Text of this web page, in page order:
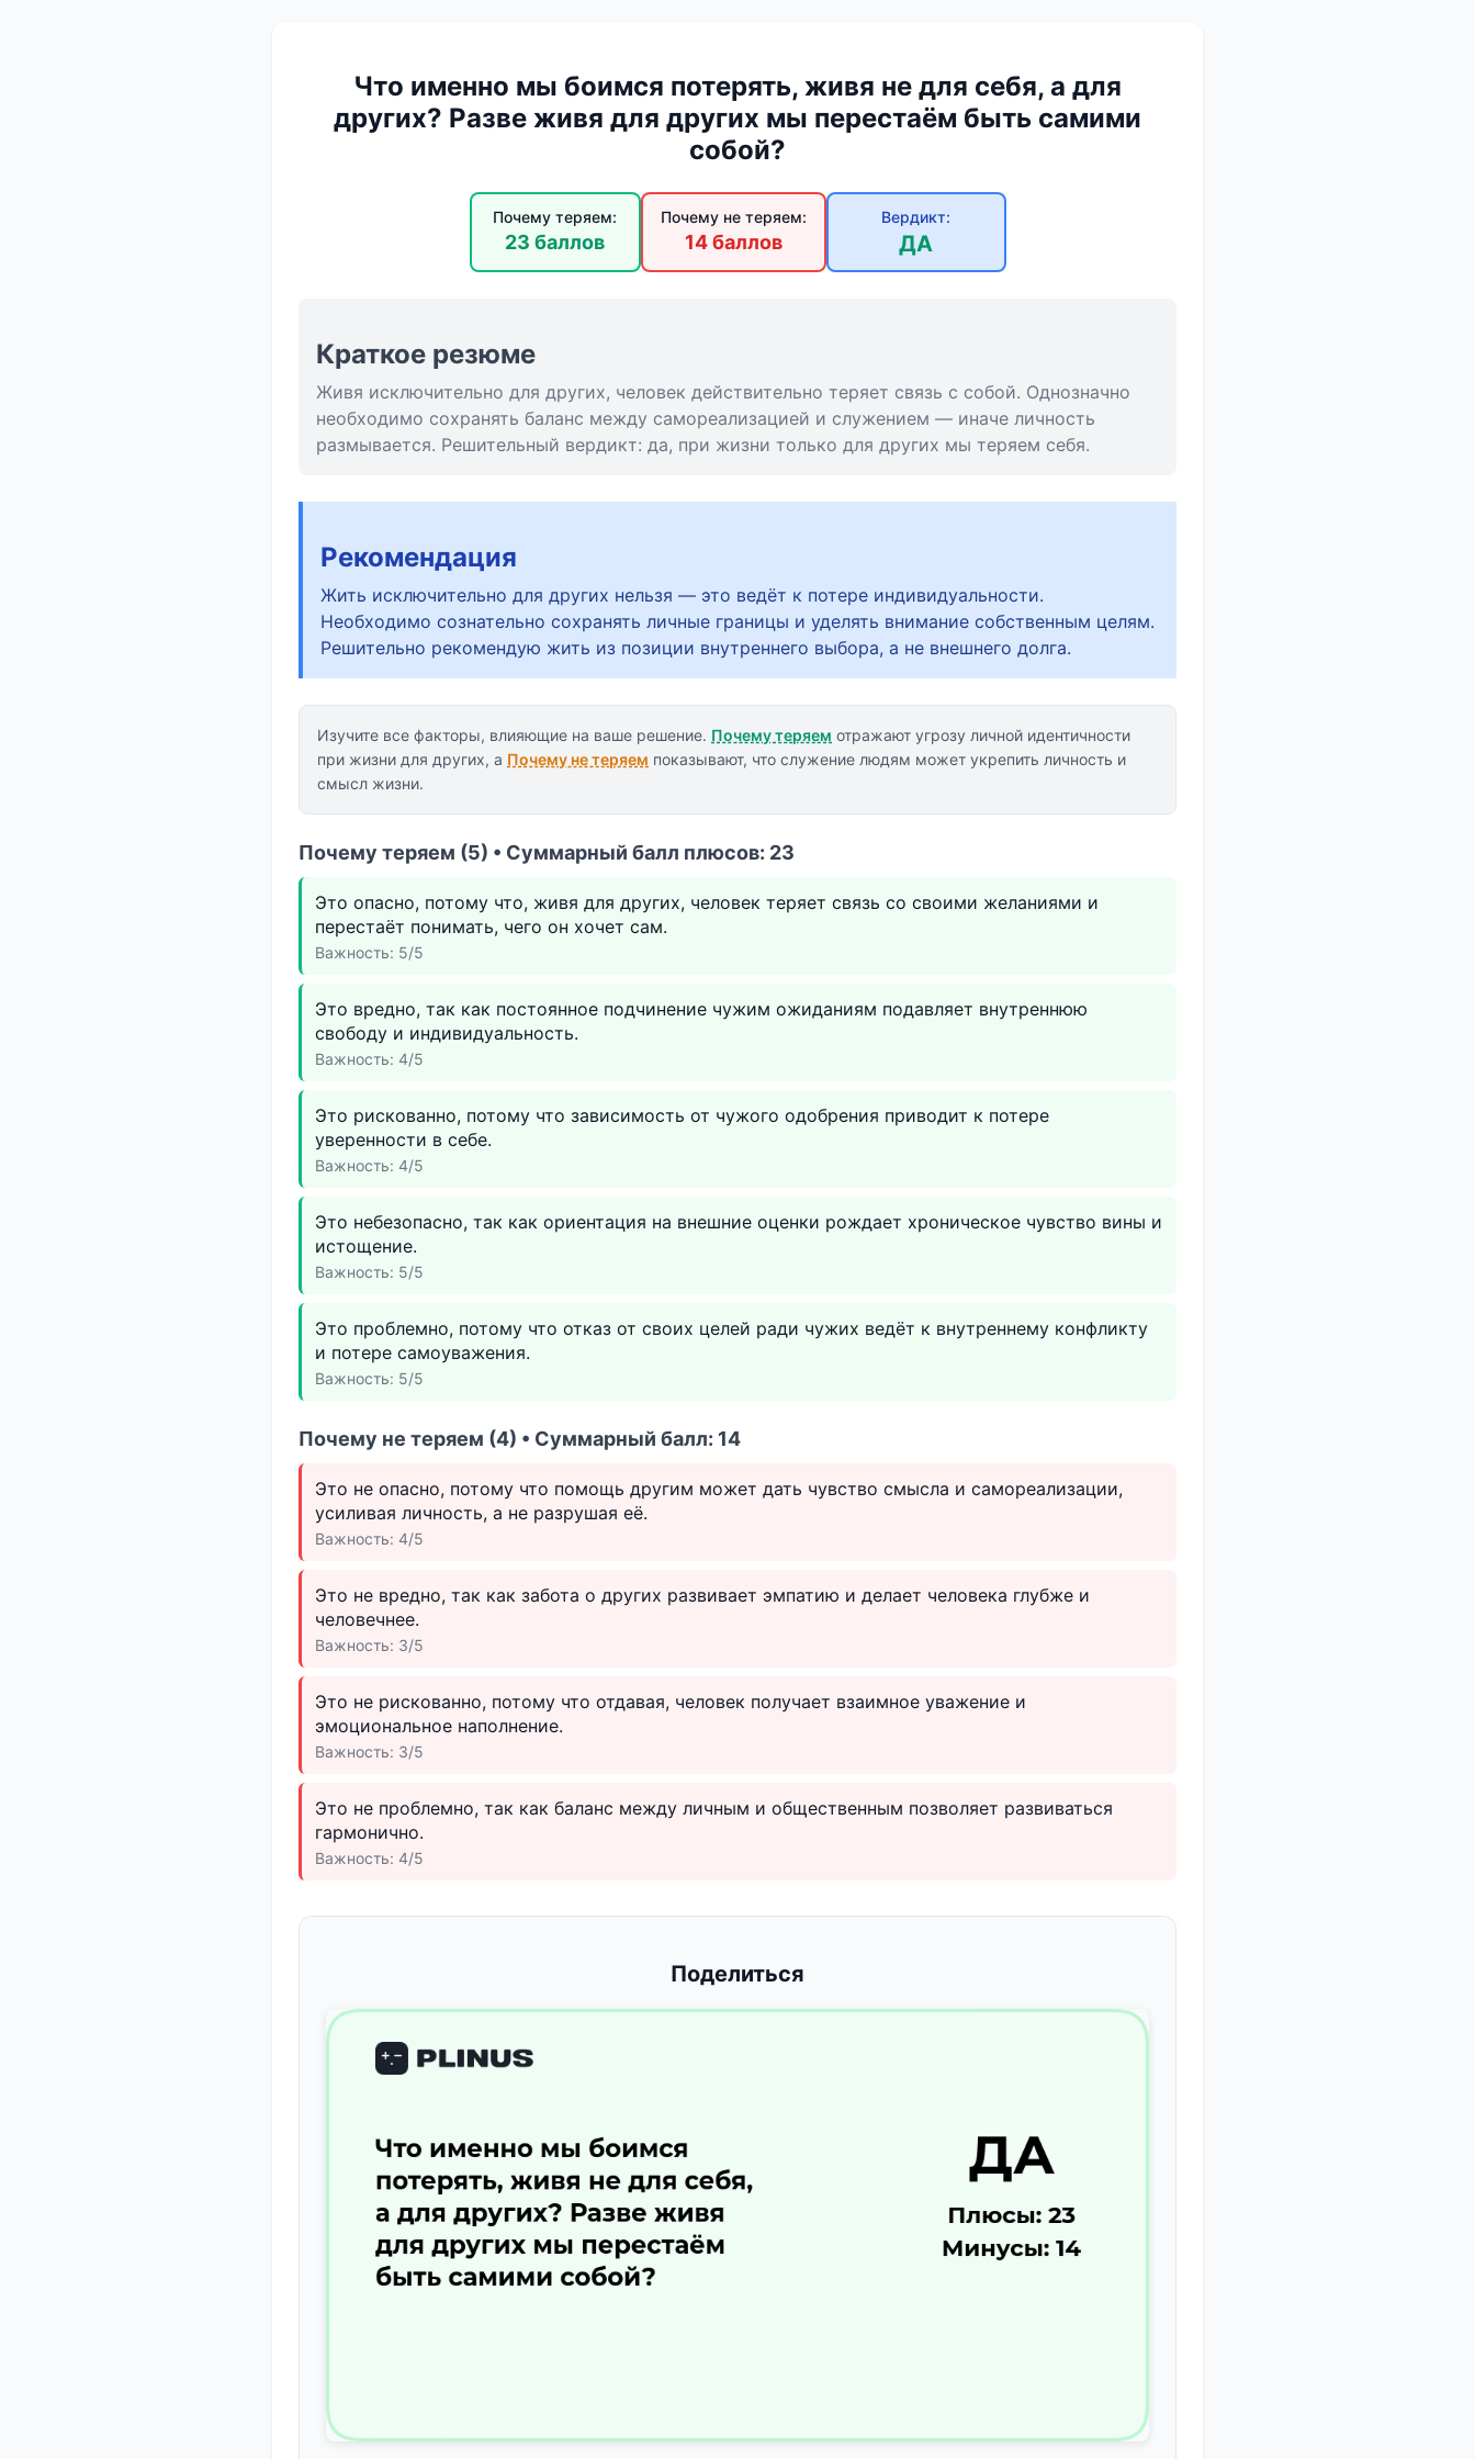
Что именно мы боимся потерять, живя не для себя, а для
других? Разве живя для других мы перестаём быть самими
собой?
Почему теряем:
23 баллов
Почему не теряем:
14 баллов
Вердикт:
ДА
Краткое резюме
Живя исключительно для других, человек действительно теряет связь с собой. Однозначно
необходимо сохранять баланс между самореализацией и служением — иначе личность
размывается. Решительный вердикт: да, при жизни только для других мы теряем себя.
Рекомендация
Жить исключительно для других нельзя — это ведёт к потере индивидуальности.
Необходимо сознательно сохранять личные границы и уделять внимание собственным целям.
Решительно рекомендую жить из позиции внутреннего выбора, а не внешнего долга.
Изучите все факторы, влияющие на ваше решение. Почему теряем отражают угрозу личной идентичности
при жизни для других, а Почему не теряем показывают, что служение людям может укрепить личность и
смысл жизни.
Почему теряем (5) • Суммарный балл плюсов: 23
Это опасно, потому что, живя для других, человек теряет связь со своими желаниями и
перестаёт понимать, чего он хочет сам.
Важность: 5/5
Это вредно, так как постоянное подчинение чужим ожиданиям подавляет внутреннюю
свободу и индивидуальность.
Важность: 4/5
Это рискованно, потому что зависимость от чужого одобрения приводит к потере
уверенности в себе.
Важность: 4/5
Это небезопасно, так как ориентация на внешние оценки рождает хроническое чувство вины и
истощение.
Важность: 5/5
Это проблемно, потому что отказ от своих целей ради чужих ведёт к внутреннему конфликту
и потере самоуважения.
Важность: 5/5
Почему не теряем (4) • Суммарный балл: 14
Это не опасно, потому что помощь другим может дать чувство смысла и самореализации,
усиливая личность, а не разрушая её.
Важность: 4/5
Это не вредно, так как забота о других развивает эмпатию и делает человека глубже и
человечнее.
Важность: 3/5
Это не рискованно, потому что отдавая, человек получает взаимное уважение и
эмоциональное наполнение.
Важность: 3/5
Это не проблемно, так как баланс между личным и общественным позволяет развиваться
гармонично.
Важность: 4/5
Поделиться